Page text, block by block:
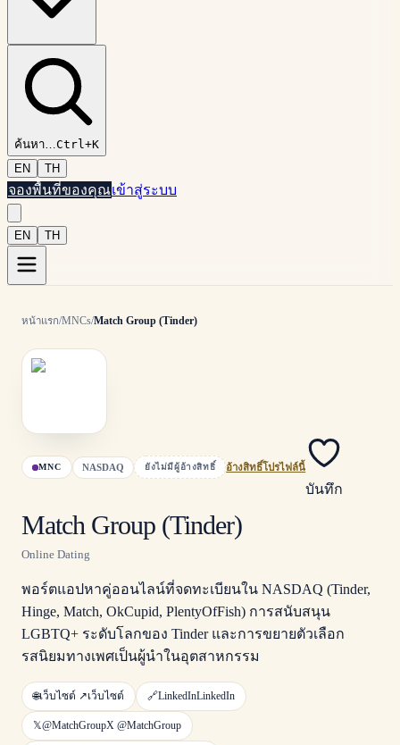
ค้นหา…Ctrl+K
EN
TH
จองพื้นที่ของคุณเข้าสู่ระบบ
EN TH
หน้าแรก/MNCs/Match Group (Tinder)
MNC NASDAQ ยังไม่มีผู้อ้างสิทธิ์ อ้างสิทธิ์โปรไฟล์นี้
บันทึก
Match Group (Tinder)
Online Dating
พอร์ตแอปหาคู่ออนไลน์ที่จดทะเบียนใน NASDAQ (Tinder,
Hinge, Match, OkCupid, PlentyOfFish) การสนับสนุน
LGBTQ+ ระดับโลกของ Tinder และการขยายตัวเลือก
รสนิยมทางเพศเป็นผู้นำในอุตสาหกรรม
🌐เว็บไซต์ ↗เว็บไซต์ 🔗LinkedInLinkedIn
𝕏@MatchGroupX @MatchGroup